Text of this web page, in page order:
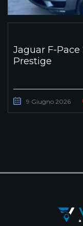
Jaguar F-Pace
Prestige
9 Giugno 2026